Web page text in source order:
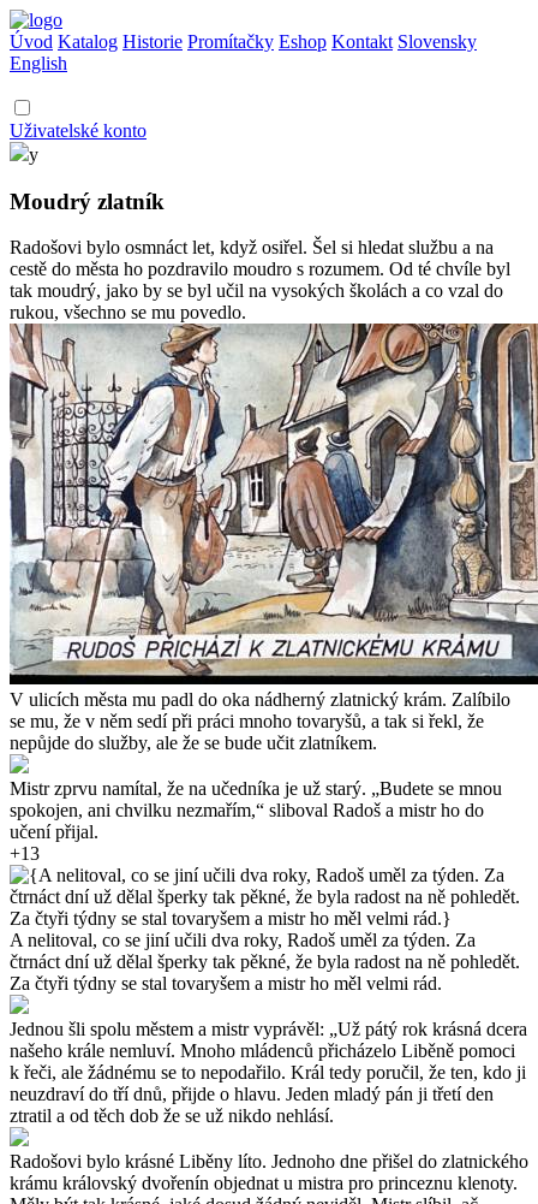
Úvod Katalog Historie Promítačky Eshop Kontakt Slovensky
English
Uživatelské konto
y
Moudrý zlatník
Radošovi bylo osmnáct let, když osiřel. Šel si hledat službu a na
cestě do města ho pozdravilo moudro s rozumem. Od té chvíle byl
tak moudrý, jako by se byl učil na vysokých školách a co vzal do
rukou, všechno se mu povedlo.
V ulicích města mu padl do oka nádherný zlatnický krám. Zalíbilo
se mu, že v něm sedí při práci mnoho tovaryšů, a tak si řekl, že
nepůjde do služby, ale že se bude učit zlatníkem.
Mistr zprvu namítal, že na učedníka je už starý. „Budete se mnou
spokojen, ani chvilku nezmařím,“ sliboval Radoš a mistr ho do
učení přijal.
+13
A nelitoval, co se jiní učili dva roky, Radoš uměl za týden. Za
čtrnáct dní už dělal šperky tak pěkné, že byla radost na ně pohledět.
Za čtyři týdny se stal tovaryšem a mistr ho měl velmi rád.
Jednou šli spolu městem a mistr vyprávěl: „Už pátý rok krásná dcera
našeho krále nemluví. Mnoho mládenců přicházelo Liběně pomoci
k řeči, ale žádnému se to nepodařilo. Král tedy poručil, že ten, kdo ji
neuzdraví do tří dnů, přijde o hlavu. Jeden mladý pán ji třetí den
ztratil a od těch dob že se už nikdo nehlásí.
Radošovi bylo krásné Liběny líto. Jednoho dne přišel do zlatnického
krámu královský dvořenín objednat u mistra pro princeznu klenoty.